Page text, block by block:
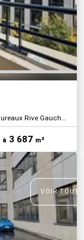
Gauche Sud-Ouest IDF
à3 687 m²
VOIR